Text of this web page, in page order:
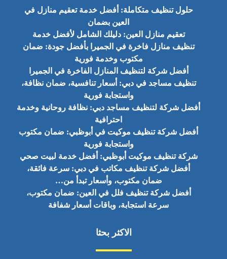
حلول تنظيف متكاملة: أفضل خدمة تعقيم منازل في
العين بضمان
تعقيم منازل العين: دليلك الشامل لأفضل خدمة
تنظيف منازل فاخرة في الجميرا بأفضل جودة: ضمان
مكتوب وخدمة فورية
أفضل شركة لتنظيف المنازل الفاخرة في الجميرا
تنظيف مساجد في دبي: أسعار تنافسية، ضمان نظافة،
واستجابة فورية
أفضل شركة لتنظيف مساجد دبي: نظافة روحانية وخدمة
احترافية
أفضل شركة تنظيف موكيت في أبوظبي: ضمان مكتوب
واستجابة فورية
شركة تنظيف موكيت أبوظبي: أفضل خدمة لبيت صحي
أفضل شركة تنظيف مكاتب في دبي: سرعة فائقة،
ضمان مكتوب، وأسعار تبدأ من…
أفضل شركة تنظيف فلل في العين: ضمان مكتوب،
سرعة استجابة، وباقات أسعار شفافة
الاكثر بحثا